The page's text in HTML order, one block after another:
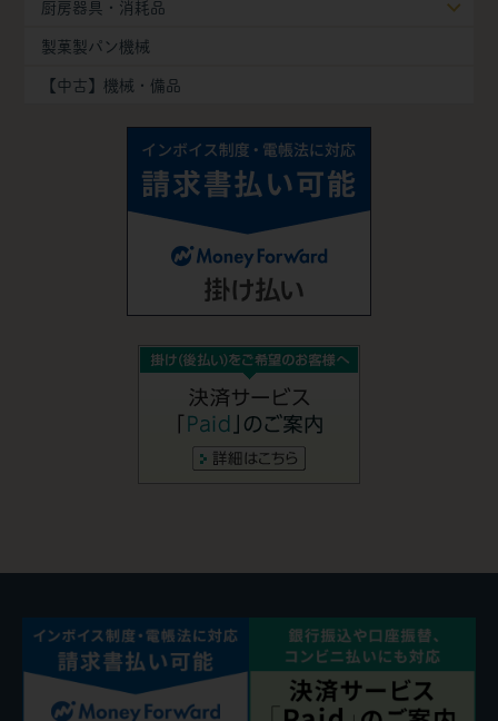
厨房器具・消耗品
製菓製パン機械
【中古】機械・備品